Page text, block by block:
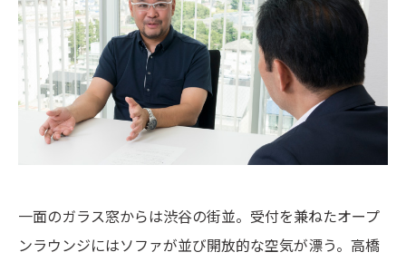
一面のガラス窓からは渋谷の街並。受付を兼ねたオープ
ンラウンジにはソファが並び開放的な空気が漂う。高橋